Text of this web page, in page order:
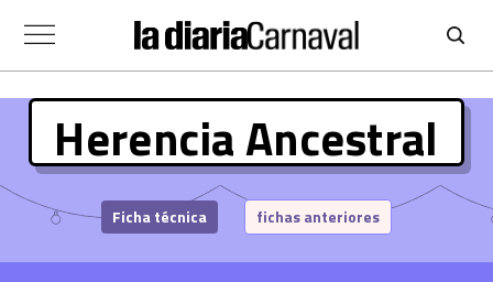
Herencia Ancestral
Ficha técnica fichas anteriores